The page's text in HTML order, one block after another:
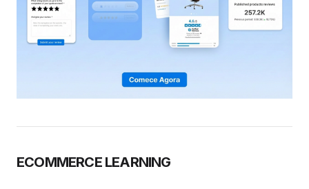
ECOMMERCE LEARNING